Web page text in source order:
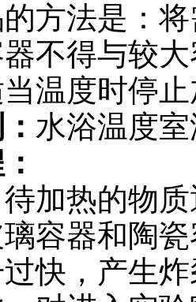
方法是：
不得与较
温度时停
水浴温度
加热的物
容器和陶
快，产生